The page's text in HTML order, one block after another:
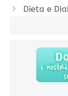
Dieta e